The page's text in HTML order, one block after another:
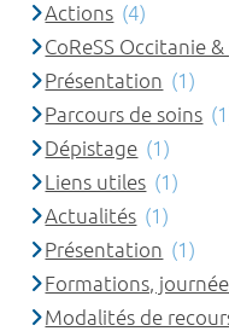
Actions (4)
CoReSS Occitanie
Présentation (1)
Parcours de soins
Dépistage (1)
Liens utiles (1)
Actualités (1)
Présentation (1)
Formations,
Modalités de